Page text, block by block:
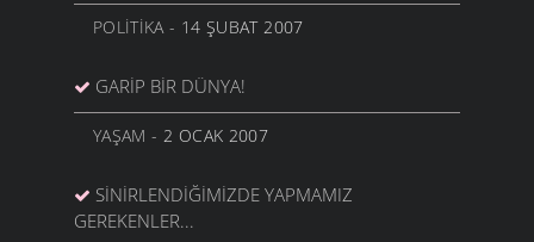
POLITIKA- 14 ŞUBAT 2007
GARIP BIR DÜNYA!
YAŞAM - 2 OCAK 2007
SINIRLENDIĞIMIZDE YAPMAMIZ
GEREKENLER...